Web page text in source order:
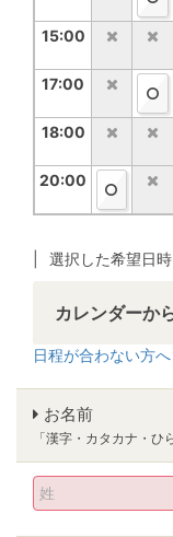
15:00
17:00
18:00
20:00
15:00
17:00
18:00
20:00
選択した希望日時
カレンダーか
日程が合わない方へ
お名前
「漢字・カタカナ・